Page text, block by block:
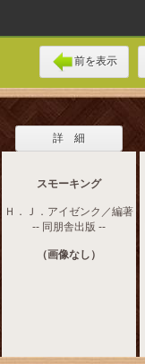
前を表示
詳 細
スモーキング
Ｈ．Ｊ．アイゼンク／編著
-- 同朋舎出版 --
（画像なし）